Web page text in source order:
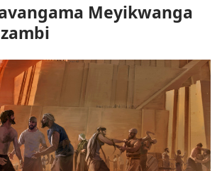
Meyikwanga